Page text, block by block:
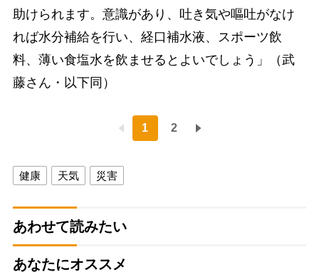
助けられます。意識があり、吐き気や嘔吐がなけ
れば水分補給を行い、経口補水液、スポーツ飲
料、薄い食塩水を飲ませるとよいでしょう」（武
藤さん・以下同）
1 2
健康 天気 災害
あわせて読みたい
あなたにオススメ